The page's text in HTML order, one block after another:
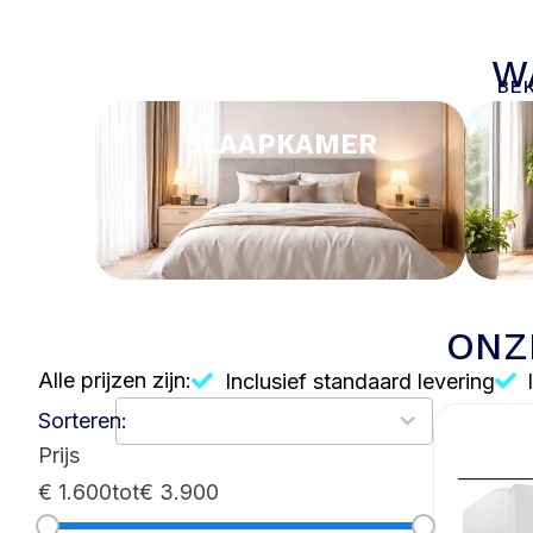
SLAAPKAMER
Alle prijzen zijn: Inclusief standaard levering
4
results
Sorteren:
Prijs
€ 1.600tot€ 3.900